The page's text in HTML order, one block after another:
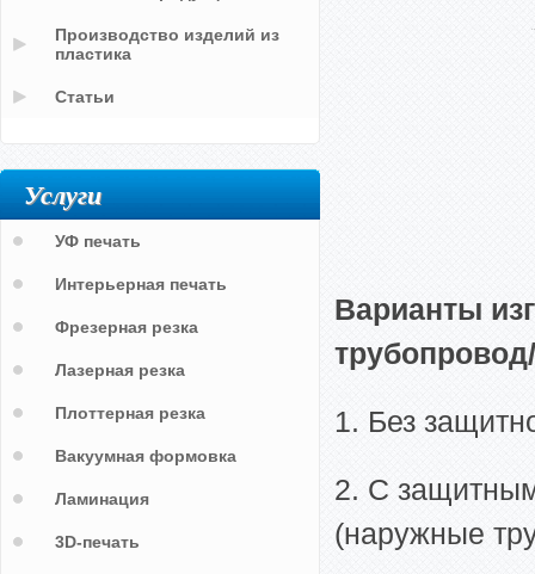
Варианты
1. Без
2. С
(наружные
Производство изделий из
пластика
Статьи
Услуги
УФ печать
Интерьерная печать
Фрезерная резка
Лазерная резка
Плоттерная резка
Вакуумная формовка
Ламинация
3D-печать